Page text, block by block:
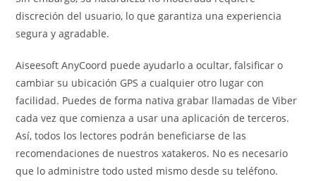
discreción del usuario, lo que garantiza una experiencia
segura y agradable.
Aiseesoft AnyCoord puede ayudarlo a ocultar, falsificar o
cambiar su ubicación GPS a cualquier otro lugar con
facilidad. Puedes de forma nativa grabar llamadas de Viber
cada vez que comienza a usar una aplicación de terceros.
Así, todos los lectores podrán beneficiarse de las
recomendaciones de nuestros xatakeros. No es necesario
que lo administre todo usted mismo desde su teléfono.